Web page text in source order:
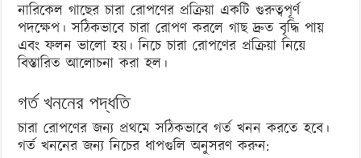
নারিকেল গাছের চারা রোপণের প্রক্রিয়া একটি গুরুত্বপূর্ণ
পদক্ষেপ। সঠিকভাবে চারা রোপণ করলে গাছ দ্রুত বৃদ্ধি পায়
এবং ফলন ভালো হয়। নিচে চারা রোপণের প্রক্রিয়া নিয়ে
বিস্তারিত আলোচনা করা হল।
গর্ত খননের পদ্ধতি
চারা রোপণের জন্য প্রথমে সঠিকভাবে গর্ত খনন করতে হবে।
গর্ত খননের জন্য নিচের ধাপগুলি অনুসরণ করুন: